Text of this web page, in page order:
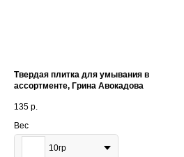
Твердая плитка для умывания в
ассортменте, Грина Авокадова
135 р.
Вес
10гр